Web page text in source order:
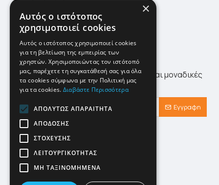
Πολιτική Επιστροφών
Site Map
Newsletter
Λάβετε πρώτοι τα τελευταία νέα αλλά και μοναδικές
προσφορές αποκλειστικά για εσάς!
Εγγραφη
Έχω διαβάσει και αποδέχομαι τους
Προστασία Προσωπικών Δεδομένων
×
Αυτός ο ιστότοπος
χρησιμοποιεί cookies
Αυτός ο ιστότοπος χρησιμοποιεί cookies
για τη βελτίωση της εμπειρίας των
χρηστών. Χρησιμοποιώντας τον ιστότοπό
μας, παρέχετε τη συγκατάθεσή σας για όλα
τα cookies σύμφωνα με την Πολιτική μας
για τα cookies. Διαβάστε Περισσότερα
ΑΠΟΛΎΤΩΣ ΑΠΑΡΑΊΤΗΤΑ
ΑΠΌΔΟΣΗΣ
ΣΤΌΧΕΥΣΗΣ
ΛΕΙΤΟΥΡΓΙΚΌΤΗΤΑΣ
ΜΗ ΤΑΞΙΝΟΜΗΜΈΝΑ